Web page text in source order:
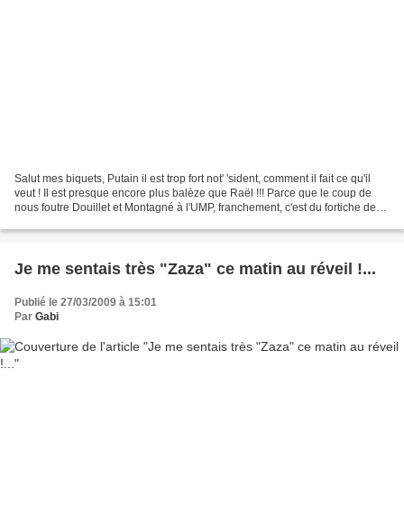
Salut mes biquets, Putain il est trop fort not' 'sident, comment il fait ce qu'il
veut ! Il est presque encore plus balèze que Raël !!! Parce que le coup de
nous foutre Douillet et Montagné à l'UMP, franchement, c'est du fortiche de
Je me sentais très "Zaza" ce matin au réveil !...
Publié le 27/03/2009 à 15:01
Par Gabi